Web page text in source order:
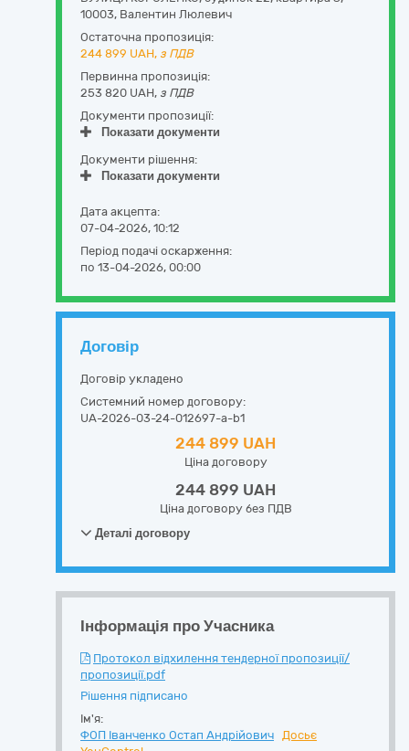
10003, Валентин Люлевич
Остаточна пропозиція:
244 899 UAH, з ПДВ
Первинна пропозиція:
253 820 UAH, з ПДВ
Документи пропозиції:
Показати документи
Документи рішення:
Показати документи
Дата акцепта:
07-04-2026, 10:12
Період подачі оскарження:
по 13-04-2026, 00:00
Договір
Договір укладено
Системний номер договору:
UA-2026-03-24-012697-a-b1
244 899 UAH
Ціна договору
244 899 UAH
Ціна договору без ПДВ
Деталі договору
Інформація про Учасника
Протокол відхилення тендерної пропозиції/
пропозиції.pdf
Рішення підписано
Ім'я:
ФОП Іванченко Остап Андрійович Досьє